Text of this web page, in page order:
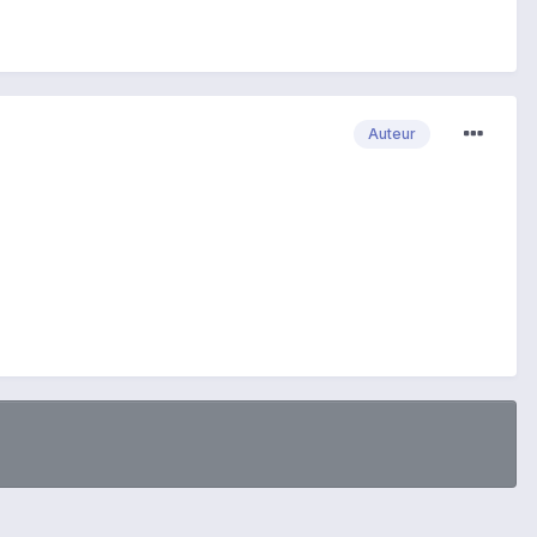
Auteur